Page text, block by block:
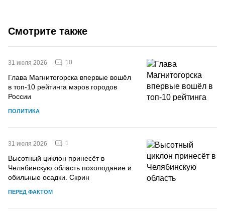
Смотрите также
31 июля 2026 10
Глава Магнитогорска впервые вошёл
в топ-10 рейтинга мэров городов
России
ПОЛИТИКА
31 июля 2026 1
Высотный циклон принесёт в
Челябинскую область похолодание и
обильные осадки. Скрин
ПЕРЕД ФАКТОМ